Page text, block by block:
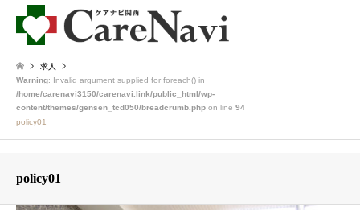
求人
Warning: Invalid argument supplied for foreach() in
/home/carenavi3150/carenavi.link/public_html/wp-
content/themes/gensen_tcd050/breadcrumb.php on line 94
policy01
policy01